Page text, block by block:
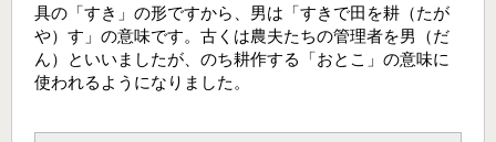
具の「すき」の形ですから、男は「すきで田を耕（たが
や）す」の意味です。古くは農夫たちの管理者を男（だ
ん）といいましたが、のち耕作する「おとこ」の意味に
使われるようになりました。